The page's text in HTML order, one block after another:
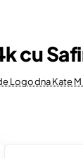
cu
Logodna Kate